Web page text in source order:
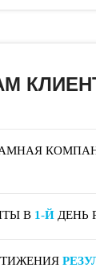
В 1-Й ДЕНЬ